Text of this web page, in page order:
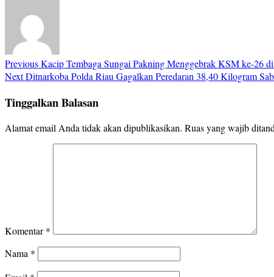
PreviousKacip Tembaga Sungai Pakning Menggebrak KSM ke-26
NextDitnarkoba Polda Riau Gagalkan Peredaran 38,40 Kilogram
Tinggalkan Balasan
Alamat email Anda tidak akan dipublikasikan. Ruas yang wajib
Komentar*
Nama *